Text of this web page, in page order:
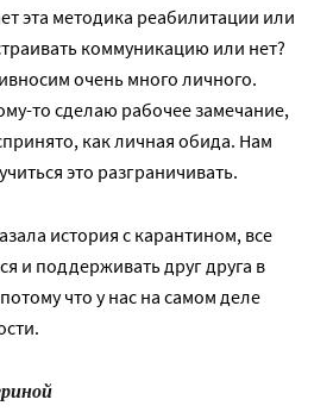
эта методика реабилитации или
коммуникацию или нет?
очень много личного.
то сделаю рабочее замечание,
как личная обида. Нам
это разграничивать.
история с карантином, все
и поддерживать друг друга в
что у нас на самом деле